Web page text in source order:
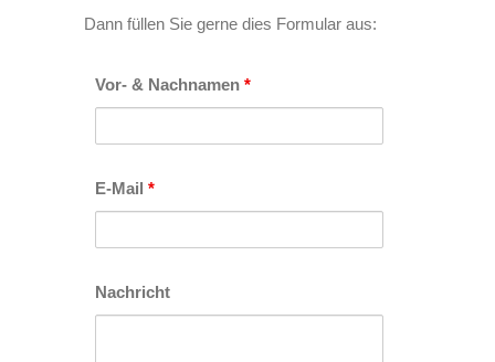
Dann füllen Sie gerne dies Formular aus:
Vor- & Nachnamen*
E-Mail*
Nachricht